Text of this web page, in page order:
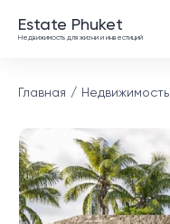
Estate Phuket
Недвижимость для жизни и инвестиций
Главная Недвижимость